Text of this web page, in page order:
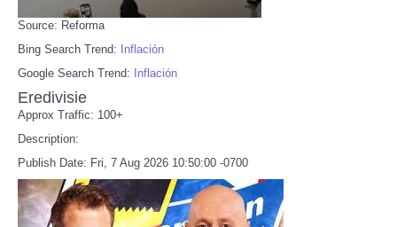
Source: Reforma
Bing Search Trend: Inflación
Google Search Trend: Inflación
Eredivisie
Approx Traffic: 100+
Description:
Publish Date: Fri, 7 Aug 2026 10:50:00 -0700